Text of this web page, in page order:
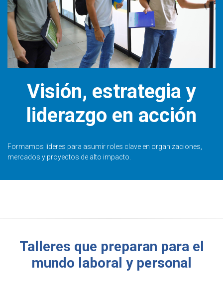
Visión, estrategia y
liderazgo en acción
Formamos líderes para asumir roles clave en organizaciones,
mercados y proyectos de alto impacto.
Talleres que preparan para el
mundo laboral y personal